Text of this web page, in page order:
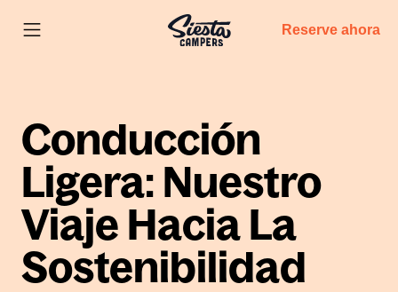
Reserve ahora
Conducción
Ligera: Nuestro
Viaje Hacia La
Sostenibilidad